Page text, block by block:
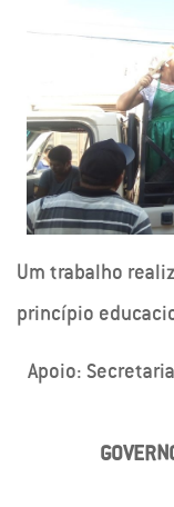
Um trabalho
princípio
Apoio: